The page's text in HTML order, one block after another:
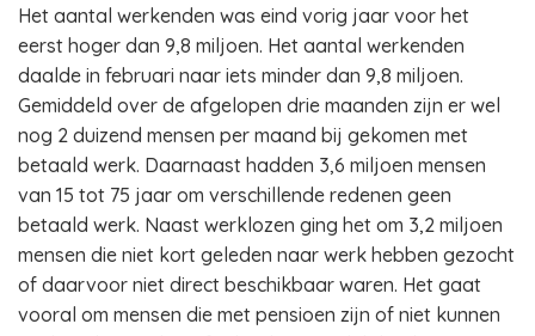
Het aantal werkenden was eind vorig jaar voor het
eerst hoger dan 9,8 miljoen. Het aantal werkenden
daalde in februari naar iets minder dan 9,8 miljoen.
Gemiddeld over de afgelopen drie maanden zijn er wel
nog 2 duizend mensen per maand bij gekomen met
betaald werk. Daarnaast hadden 3,6 miljoen mensen
van 15 tot 75 jaar om verschillende redenen geen
betaald werk. Naast werklozen ging het om 3,2 miljoen
mensen die niet kort geleden naar werk hebben gezocht
of daarvoor niet direct beschikbaar waren. Het gaat
vooral om mensen die met pensioen zijn of niet kunnen